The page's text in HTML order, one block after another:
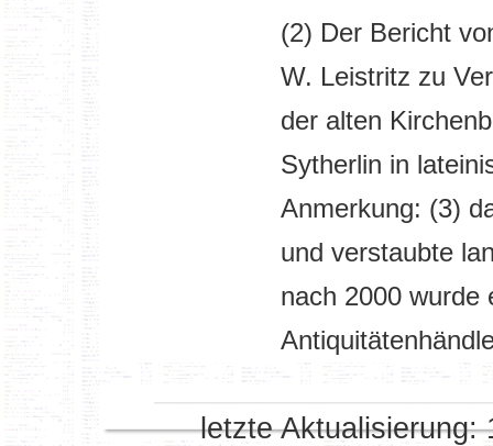
(2) Der Bericht
W. Leistritz zu
der alten
Sytherlin in
Anmerkung: (3)
und verstaubte
nach 2000 wurde
letzte Aktualisierung: